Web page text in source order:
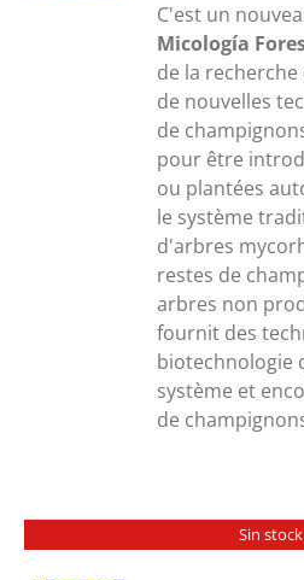
C'est un
Micología
de la
de nouvelles
de
pour être
ou plantées
le système
d'arbres
restes de
arbres non
fournit des
biotechnologie
système et
de
Sin stock